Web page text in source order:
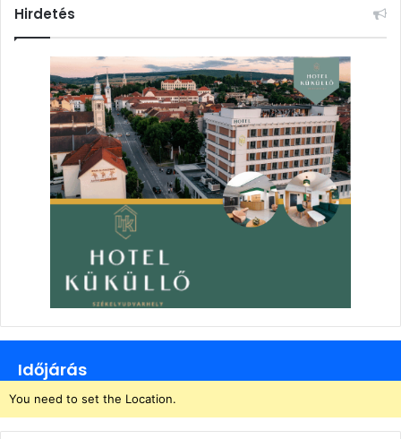
Hirdetés
Időjárás
You need to set the Location.